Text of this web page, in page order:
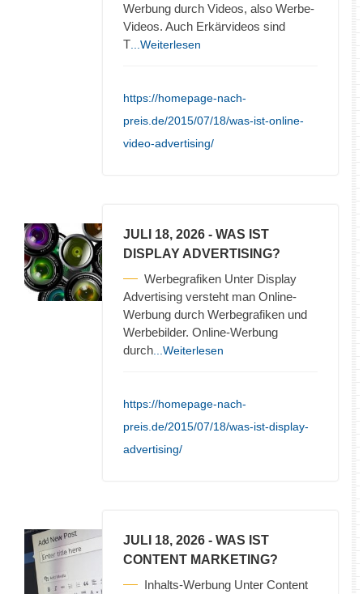
Werbung durch Videos, also Werbe-
Videos. Auch Erkärvideos sind
T ...Weiterlesen
https://homepage-nach-
preis.de/2015/07/18/was-ist-online-
video-advertising/
JULI 18, 2026 - WAS IST
DISPLAY ADVERTISING?
Werbegrafiken Unter Display
Advertising versteht man Online-
Werbung durch Werbegrafiken und
Werbebilder. Online-Werbung
durch ...Weiterlesen
https://homepage-nach-
preis.de/2015/07/18/was-ist-display-
advertising/
JULI 18, 2026 - WAS IST
CONTENT MARKETING?
Inhalts-Werbung Unter Content